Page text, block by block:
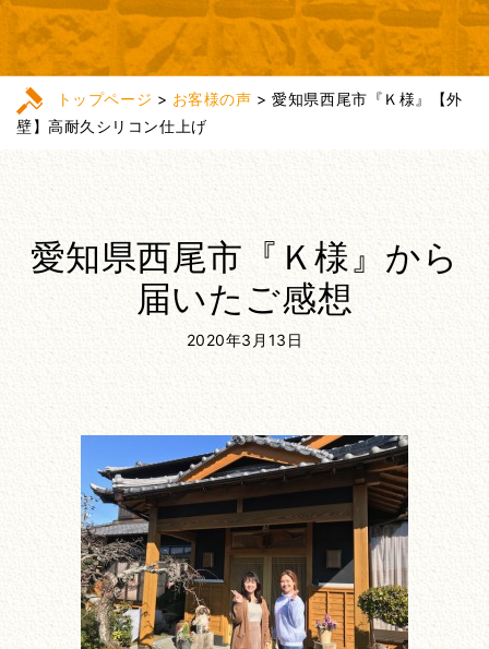
トップページ > お客様の声 >愛知県西尾市『Ｋ様』【外
壁】高耐久シリコン仕上げ
愛知県西尾市『Ｋ様』から
届いたご感想
2020年3月13日